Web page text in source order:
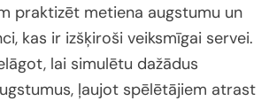
praktizēt metiena augstumu un
kas ir izšķiroši veiksmīgai servei.
lai simulētu dažādus
ļaujot spēlētājiem atrast